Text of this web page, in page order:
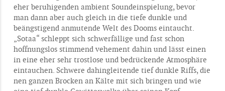
eher beruhigenden ambient Soundeinspielung, bevor
man dann aber auch gleich in die tiefe dunkle und
beängstigend anmutende Welt des Dooms eintaucht.
„Sotaa“ schleppt sich schwerfällige und fast schon
hoffnungslos stimmend vehement dahin und lässt einen
in eine eher sehr trostlose und bedrückende Atmosphäre
eintauchen. Schwere dahingleitende tief dunkle Riffs, die
nen ganzen Brocken an Kälte mit sich bringen und wie